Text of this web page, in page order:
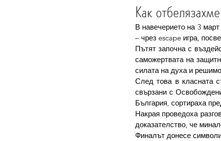
Как
В навечерието на 3
– чрез escape игра,
Пътят започна с
саможертвата на
силата на духа и
След това в класната
свързани с
България, сортираха
Накрая проведоха
доказателство, че
Финалът донесе